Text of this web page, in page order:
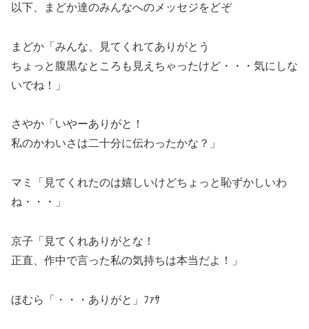
以下、まどか達のみんなへのメッセジをどぞ
まどか「みんな、見てくれてありがとう
ちょっと腹黒なところも見えちゃったけど・・・気にしな
いでね！」
さやか「いやーありがと！
私のかわいさは二十分に伝わったかな？」
マミ「見てくれたのは嬉しいけどちょっと恥ずかしいわ
ね・・・」
京子「見てくれありがとな！
正直、作中で言った私の気持ちは本当だよ！」
ほむら「・・・ありがと」ﾌｧｻ